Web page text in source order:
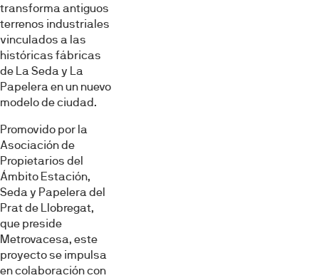
transforma antiguos
terrenos industriales
vinculados a las
históricas fábricas
de La Seda y La
Papelera en un nuevo
modelo de ciudad.
Promovido por la
Asociación de
Propietarios del
Ámbito Estación,
Seda y Papelera del
Prat de Llobregat,
que preside
Metrovacesa, este
proyecto se impulsa
en colaboración con